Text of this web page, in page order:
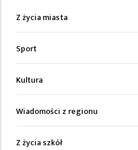
Z życia miasta
Sport
Kultura
Wiadomości z regionu
Z życia szkół